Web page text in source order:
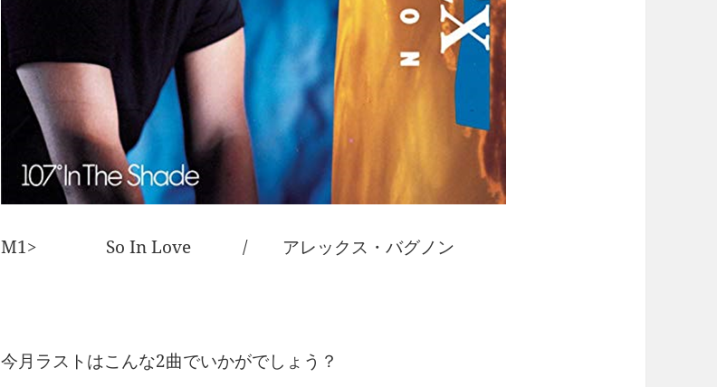
M1> So In Love / アレックス・バグノン
今月ラストはこんな2曲でいかがでしょう？